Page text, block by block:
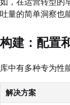
吐量的简单洞察也
构建：配置
库中有多种专为性
解决方案